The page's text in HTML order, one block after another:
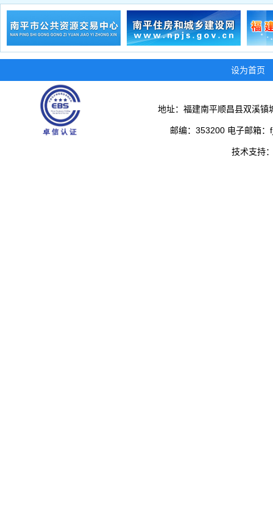
设为首页
地址：福建南平顺昌县双溪
邮编：353200 电子邮箱
技术支持